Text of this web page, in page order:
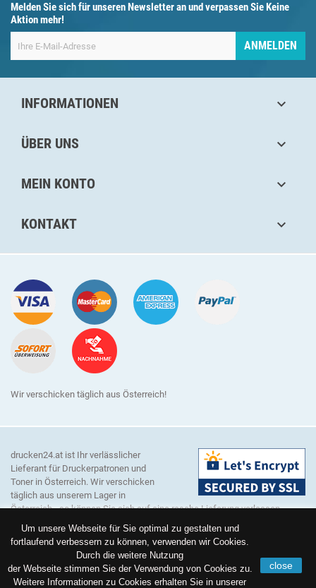
Melden Sie sich für unseren Newsletter an und verpassen Sie Keine
Aktion mehr!
ANMELDEN
INFORMATIONEN 
ÜBER UNS 
MEIN KONTO 
KONTAKT 
Um unsere Webseite für Sie optimal zu gestalten und
fortlaufend verbessern zu können, verwenden wir Cookies.
Durch die weitere Nutzung
der Webseite stimmen Sie der Verwendung von Cookies zu.
Weitere Informationen zu Cookies erhalten Sie in unserer
close
Wir verschicken täglich aus Österreich!
drucken24.at ist Ihr verlässlicher
Lieferant für Druckerpatronen und
Toner in Österreich. Wir verschicken
täglich aus unserem Lager in
Österreich - so können Sie sich auf eine rasche Lieferung verlassen.
Unser Sortiment umfasst Verbrauchsmaterial für alle gängigen
Druckerhersteller wie zum Beispiel Brother, Canon, Dell, Epson, HP,
Lexmark, Konica Minolta, Kyocera, OKI, Ricoh, Samsung und Xerox.
Hinweis:
Alle genannten Markennamen und Bezeichnungen sind
eingetragene Warenzeichen ihrer Eigentümer. Die hier aufgeführten